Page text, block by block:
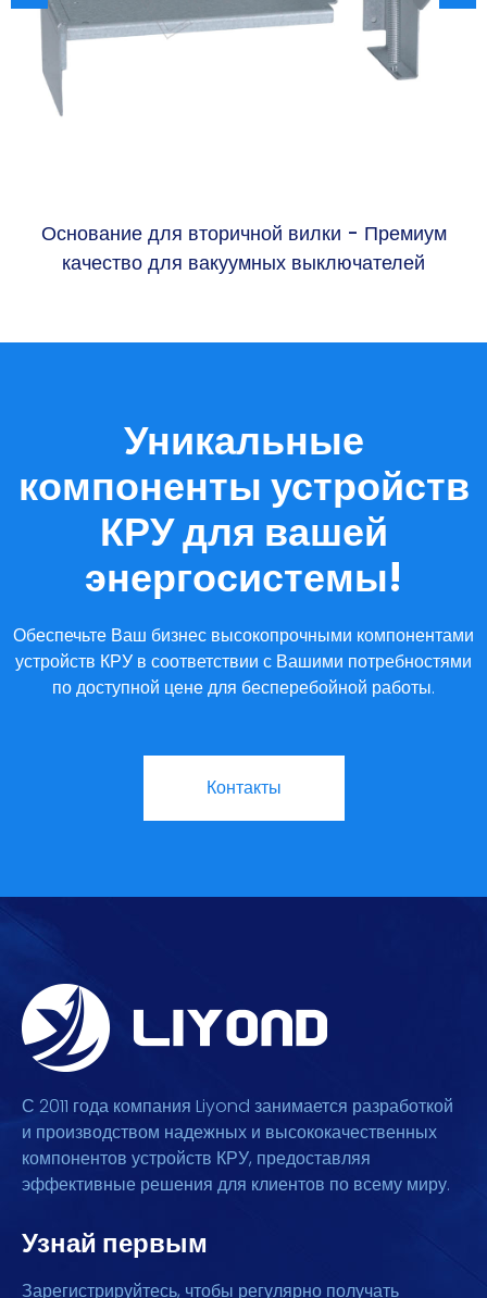
Основание для вторичной вилки - Премиум
качество для вакуумных выключателей
Уникальные
компоненты устройств
КРУ для вашей
энергосистемы!
Обеспечьте Ваш бизнес высокопрочными компонентами
устройств КРУ в соответствии с Вашими потребностями
по доступной цене для бесперебойной работы.
Контакты
С 2011 года компания Liyond занимается разработкой
и производством надежных и высококачественных
компонентов устройств КРУ, предоставляя
эффективные решения для клиентов по всему миру.
Узнай первым
Зарегистрируйтесь, чтобы регулярно получать